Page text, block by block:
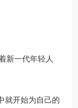
新一代年轻人
就开始为自己的
流